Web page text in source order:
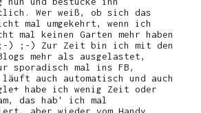
Wer weiß, ob sich das
mal umgekehrt, wenn ich
mal keinen Garten mehr haben
;-) ;-) Zur Zeit bin ich mit den
mehr als ausgelastet,
sporadisch mal ins FB,
auch automatisch und auch
habe ich wenig Zeit oder
das hab' ich mal